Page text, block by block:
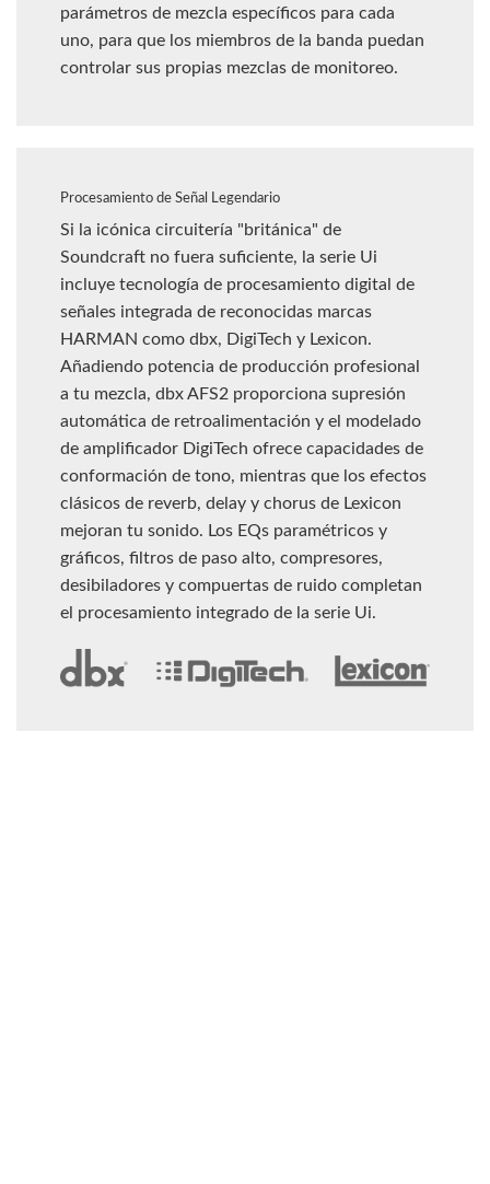
parámetros de mezcla específicos para cada
uno, para que los miembros de la banda puedan
controlar sus propias mezclas de monitoreo.
Procesamiento de Señal Legendario
Si la icónica circuitería "británica" de
Soundcraft no fuera suficiente, la serie Ui
incluye tecnología de procesamiento digital de
señales integrada de reconocidas marcas
HARMAN como dbx, DigiTech y Lexicon.
Añadiendo potencia de producción profesional
a tu mezcla, dbx AFS2 proporciona supresión
automática de retroalimentación y el modelado
de amplificador DigiTech ofrece capacidades de
conformación de tono, mientras que los efectos
clásicos de reverb, delay y chorus de Lexicon
mejoran tu sonido. Los EQs paramétricos y
gráficos, filtros de paso alto, compresores,
desibiladores y compuertas de ruido completan
el procesamiento integrado de la serie Ui.